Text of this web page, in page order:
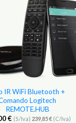
Adicionar
aos
Favoritos
IR WiFi Bluetooth +
Logitech
REMOTE.HUB
€ (S/Iva) 239,85€(C/Iva)